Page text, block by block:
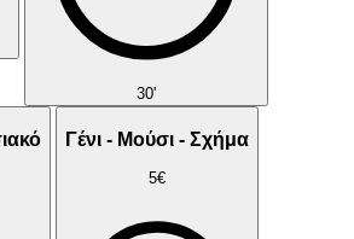
30'
Γένι - Μούσι - Σχήμα
5€